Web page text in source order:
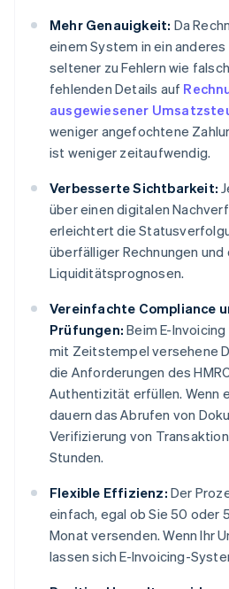
Mehr Genauigkeit: Da
einem System in ein
seltener zu Fehlern wie
fehlenden Details auf
ausgewiesener
weniger angefochtene
ist weniger zeitaufwendig.
Verbesserte Sichtbarkeit:
über einen digitalen
erleichtert die
überfälliger Rechnungen und
Liquiditätsprognosen.
Vereinfachte Compliance
Prüfungen: Beim E-
mit Zeitstempel versehene
die Anforderungen des
Authentizität erfüllen. Wenn
dauern das Abrufen von
Verifizierung von
Stunden.
Flexible Effizienz: Der
einfach, egal ob Sie 50 oder
Monat versenden. Wenn Ihr
lassen sich E-Invoicing-